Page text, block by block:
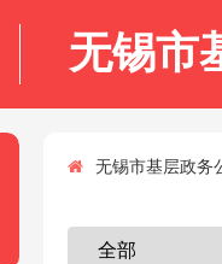
无锡市
无锡市基层政务